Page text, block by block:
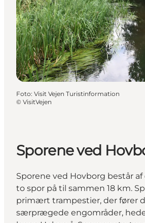
Foto: Visit Vejen Turistinformation
© VisitVejen
Sporene ved
Sporene ved Hovborg består af
to spor på til sammen 18 km.
primært trampestier, der fører
særprægede engområder,